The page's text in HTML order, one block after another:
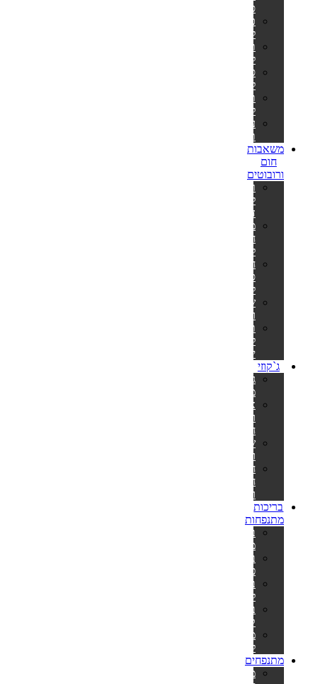
סולאריים
כיסויים
לבריכה
תחתיות
לבריכה
סולמות
לבריכות
תאורה
לבריכה
ערכות
תיקון
משאבות
חום
ורובוטים
רובוט
לבריכה
דולפין
משאבות
חום
לבריכה
חימום
סולארי
לבריכה
שואבים
וסקימרים
תנורים
לסאונה
יבשה
ג`קוזי
ג'קוזי
מתנפח
אביזרים
וחלקי
חילוף
שואבים
ורשתות
חומרי
חיטוי
ומתכלים
בריכות
מתנפחות
בריכות
מתנפחות
בריכות
פעילות
בריכות
לפעוטות
בריכות
קשיחות
משאבות
לניפוח
מתנפחים
מתנפחים